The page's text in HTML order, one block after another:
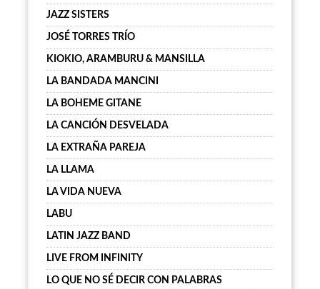
JAZZ SISTERS
JOSÉ TORRES TRÍO
KIOKIO, ARAMBURU & MANSILLA
LA BANDADA MANCINI
LA BOHEME GITANE
LA CANCIÓN DESVELADA
LA EXTRAÑA PAREJA
LA LLAMA
LA VIDA NUEVA
LABU
LATIN JAZZ BAND
LIVE FROM INFINITY
LO QUE NO SÉ DECIR CON PALABRAS